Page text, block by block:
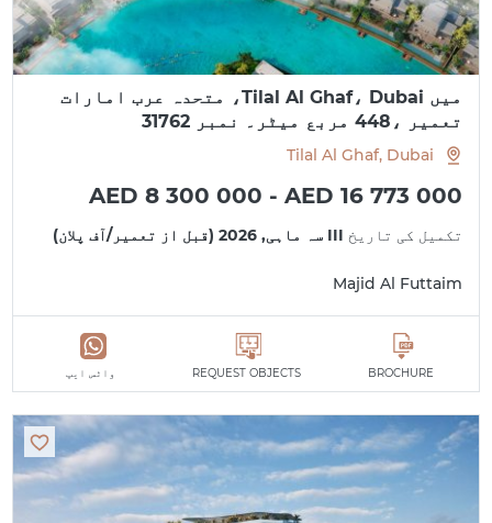
میں Tilal Al Ghaf، Dubai، متحدہ عرب امارات
تعمیر ،448 مربع میٹر۔ نمبر 31762
Tilal Al Ghaf, Dubai
AED 8 300 000 - AED 16 773 000
تکمیل کی تاریخ III سہ ماہی, 2026 (قبل از تعمیر/آف پلان)
Majid Al Futtaim
BROCHURE
REQUEST OBJECTS واٹس ایپ